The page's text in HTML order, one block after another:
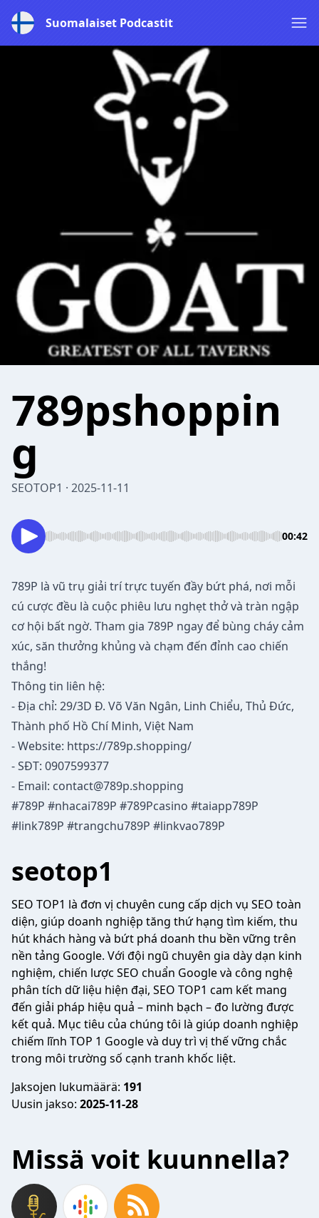
Suomalaiset Podcastit
789pshoppin
g
SEOTOP1 · 2025-11-11
00:42
789P là vũ trụ giải trí trực tuyến đầy bứt phá, nơi mỗi
cú cược đều là cuộc phiêu lưu nghẹt thở và tràn ngập
cơ hội bất ngờ. Tham gia 789P ngay để bùng cháy cảm
xúc, săn thưởng khủng và chạm đến đỉnh cao chiến
thắng!
Thông tin liên hệ:
- Địa chỉ: 29/3D Đ. Võ Văn Ngân, Linh Chiểu, Thủ Đức,
Thành phố Hồ Chí Minh, Việt Nam
- Website: https://789p.shopping/
- SĐT: 0907599377
- Email: contact@789p.shopping
#789P #nhacai789P #789Pcasino #taiapp789P
#link789P #trangchu789P #linkvao789P
seotop1
SEO TOP1 là đơn vị chuyên cung cấp dịch vụ SEO toàn
diện, giúp doanh nghiệp tăng thứ hạng tìm kiếm, thu
hút khách hàng và bứt phá doanh thu bền vững trên
nền tảng Google. Với đội ngũ chuyên gia dày dạn kinh
nghiệm, chiến lược SEO chuẩn Google và công nghệ
phân tích dữ liệu hiện đại, SEO TOP1 cam kết mang
đến giải pháp hiệu quả – minh bạch – đo lường được
kết quả. Mục tiêu của chúng tôi là giúp doanh nghiệp
chiếm lĩnh TOP 1 Google và duy trì vị thế vững chắc
trong môi trường số cạnh tranh khốc liệt.
Jaksojen lukumäärä: 191
Uusin jakso: 2025-11-28
Missä voit kuunnella?